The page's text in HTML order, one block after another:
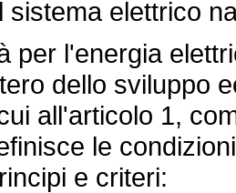
sistema elettrico
l'energia
dello sviluppo
all'articolo 1,
le
e criteri: